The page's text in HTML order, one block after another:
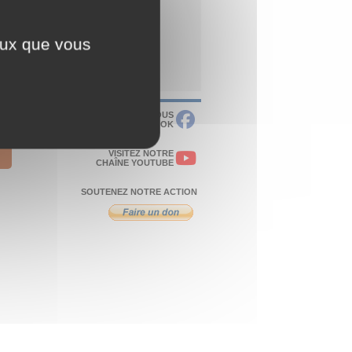
RETROUVEZ-NOUS
SUR FACEBOOK
VISITEZ NOTRE
CHAÎNE YOUTUBE
SOUTENEZ NOTRE ACTION
que vous